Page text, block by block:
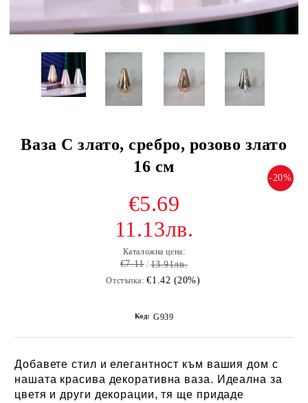
Ваза C злато, сребро, розово злато
16 см
-20%
€5.69
11.13лв.
Каталожна цена:
€7.11 13.91лв.
Отстъпка: €1.42 (20%)
Код: G939
Добавете стил и елегантност към вашия дом с
нашата красива декоративна ваза. Идеална за
цветя и други декорации, тя ще придаде